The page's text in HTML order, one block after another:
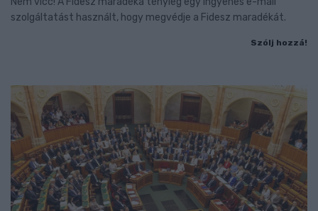
szolgáltatást használt, hogy megvédje a Fidesz maradékát.
Szólj hozzá!